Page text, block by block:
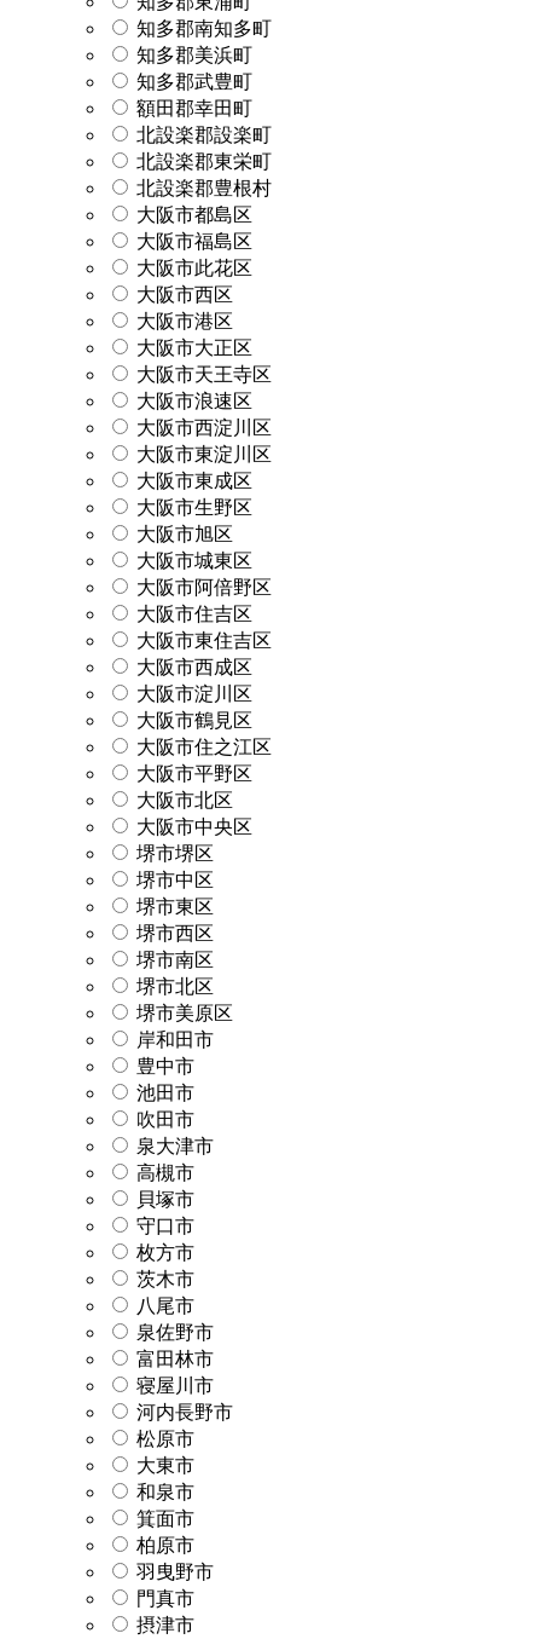
知多郡南知多町
知多郡美浜町
知多郡武豊町
額田郡幸田町
北設楽郡設楽町
北設楽郡東栄町
北設楽郡豊根村
大阪市都島区
大阪市福島区
大阪市此花区
大阪市西区
大阪市港区
大阪市大正区
大阪市天王寺区
大阪市浪速区
大阪市西淀川区
大阪市東淀川区
大阪市東成区
大阪市生野区
大阪市旭区
大阪市城東区
大阪市阿倍野区
大阪市住吉区
大阪市東住吉区
大阪市西成区
大阪市淀川区
大阪市鶴見区
大阪市住之江区
大阪市平野区
大阪市北区
大阪市中央区
堺市堺区
堺市中区
堺市東区
堺市西区
堺市南区
堺市北区
堺市美原区
岸和田市
豊中市
池田市
吹田市
泉大津市
高槻市
貝塚市
守口市
枚方市
茨木市
八尾市
泉佐野市
富田林市
寝屋川市
河内長野市
松原市
大東市
和泉市
箕面市
柏原市
羽曳野市
門真市
摂津市